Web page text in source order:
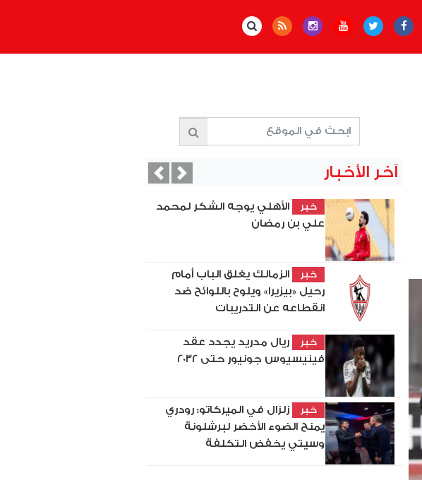
آخر الأخبار
خبر
الأهلي يوجه الشكر لمحمد
علي بن رمضان
خبر
الزمالك يغلق الباب أمام
رحيل «بيزيرا» ويلوح باللوائح ضد
انقطاعه عن التدريبات
خبر
ريال مدريد يجدد عقد
فينيسيوس جونيور حتى 2032
خبر
زلزال في الميركاتو: رودري
يمنح الضوء الأخضر لبرشلونة
وسيتي يخفض التكلفة
PreviousNext